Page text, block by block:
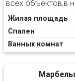
всех объектов,в
Жилая площадь
Спален
Ванных комнат